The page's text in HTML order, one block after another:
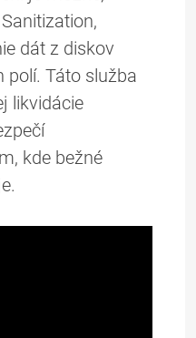
dát z diskov
polí. Táto služba
likvidácie
kde bežné